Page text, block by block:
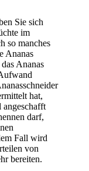
Sie sich
im
so manches
Ananas
Ananas
hat,
angeschafft
darf,
Fall wird
von
bereiten.